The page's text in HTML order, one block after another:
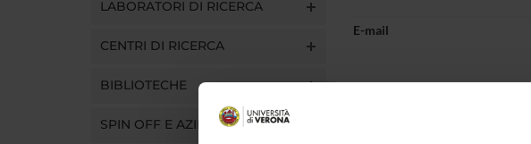
LABORATORI DI RICERCA
CENTRI DI RICERCA
BIBLIOTECHE
SPIN OFF E AZIENDE
E-mail